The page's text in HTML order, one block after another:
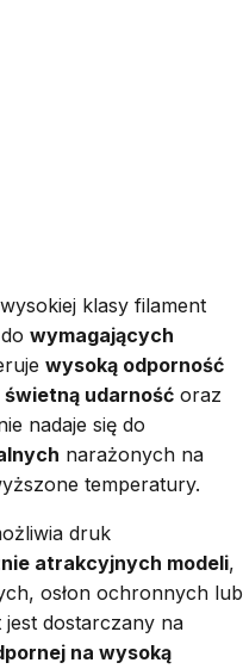
klasy filament
wymagających
wysoką odporność
świetną udarność oraz
nadaje się do
narażonych na
temperatury.
druk
atrakcyjnych modeli,
osłon ochronnych lub
dostarczany na
na wysoką